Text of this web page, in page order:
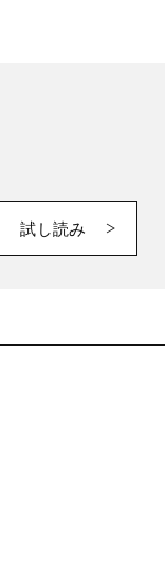
試し読み